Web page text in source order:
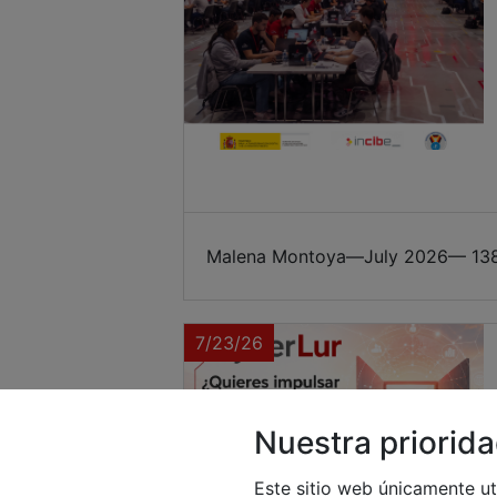
Malena Montoya—July 2026—
7/23/26
Nuestra
Este sitio web únicamente